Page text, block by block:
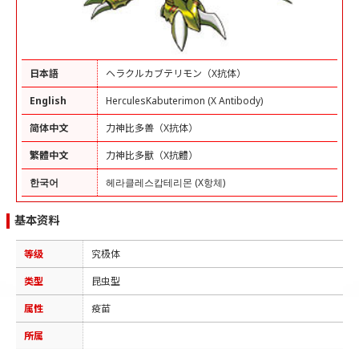
日本語
ヘラクルカブテリモン（X抗体）
English
HerculesKabuterimon (X Antibody)
简体中文
力神比多兽（X抗体）
繁體中文
力神比多獸（X抗體）
한국어
헤라클레스캅테리몬 (X항체)
基本资料
等级
究极体
类型
昆虫型
属性
疫苗
所属